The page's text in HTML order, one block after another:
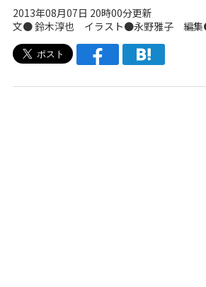
2013年08月07日 20時00分更新
文● 鈴木淳也 イラスト●永野雅子 編